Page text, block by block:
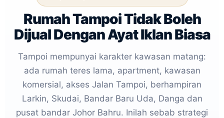
Rumah Tampoi Tidak Boleh
Dijual Dengan Ayat Iklan Biasa
Tampoi mempunyai karakter kawasan matang:
ada rumah teres lama, apartment, kawasan
komersial, akses Jalan Tampoi, berhampiran
Larkin, Skudai, Bandar Baru Uda, Danga dan
pusat bandar Johor Bahru. Inilah sebab strategi